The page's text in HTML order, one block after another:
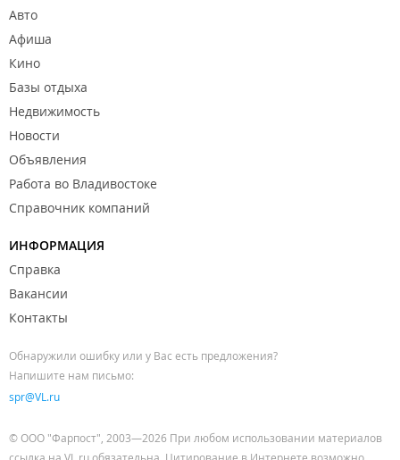
Авто
Афиша
Кино
Базы отдыха
Недвижимость
Новости
Объявления
Работа во Владивостоке
Справочник компаний
ИНФОРМАЦИЯ
Справка
Вакансии
Контакты
Обнаружили ошибку или у Вас есть предложения?
Напишите нам письмо:
spr@VL.ru
© ООО "Фарпост", 2003—2026 При любом использовании материалов